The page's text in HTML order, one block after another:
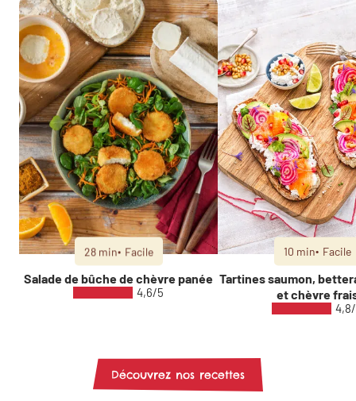
28 min Facile
Salade de bûche de chèvre panée
4,6/5
10 min Facile
Tartines saumon,
et chèvre
Découvrez nos recettes